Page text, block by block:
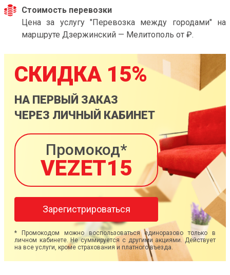
Стоимость перевозки
Цена за услугу "Перевозка между городами" на
маршруте Дзержинский — Мелитополь от ₽.
СКИДКА 15%
НА ПЕРВЫЙ ЗАКАЗ
ЧЕРЕЗ ЛИЧНЫЙ КАБИНЕТ
Промокод*
VEZET15
Зарегистрироваться
* Промокодом можно воспользоваться единоразово только в
личном кабинете. Не суммируется с другими акциями. Действует
на все услуги, кроме страхования и платного въезда.